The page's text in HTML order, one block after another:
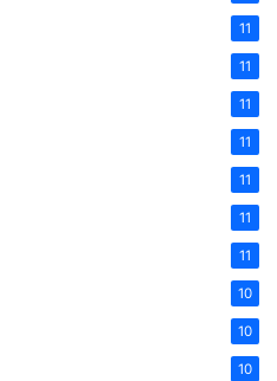
11
11
11
11
11
11
11
10
10
10